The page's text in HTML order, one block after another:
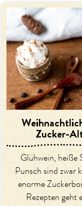
Zucker-
Glühwein, heiße
Punsch sind zwar
enorme
Rezepten geht